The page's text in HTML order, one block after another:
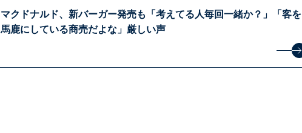
マクドナルド、新バーガー発売も「考えてる人毎回一緒か？」「客を
馬鹿にしている商売だよな」厳しい声